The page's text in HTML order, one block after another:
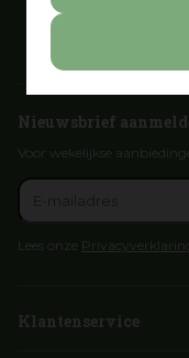
Nieuwsbrief
Voor wekelijkse
Lees onze
Klantenservice